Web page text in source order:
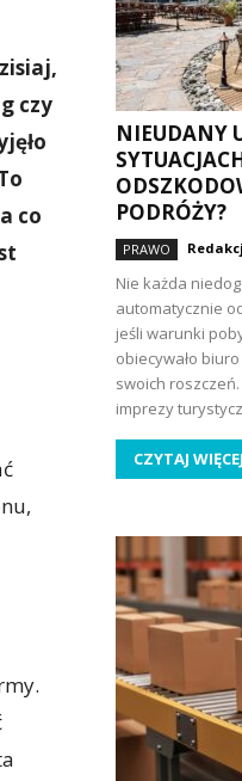
czy
co
NIEUDANY
PODRÓŻY?
PRAWO
Nie każda
automatycznie
jeśli warunki
obiecywało
swoich
imprezy
CZYTAJ WIĘCEJ